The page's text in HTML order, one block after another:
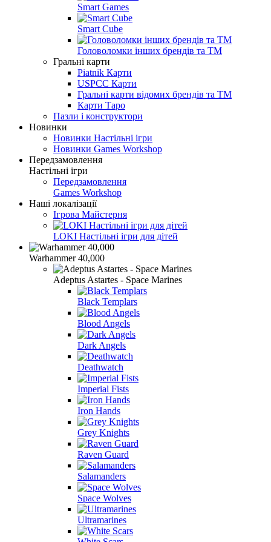
Smart Games
Smart Cube
Головоломки інших брендів та ТМ
Гральні карти
Piatnik Карти
USPCC Карти
Гральні карти відомих брендів та ТМ
Карти Таро
Пазли і конструктори
Новинки
Новинки Настільні ігри
Новинки Games Workshop
Передзамовлення
Настільні ігри
Передзамовлення
Games Workshop
Наші локалізації
Ігрова Майстерня
LOKI Настільні ігри для дітей
Warhammer 40,000
Adeptus Astartes - Space Marines
Black Templars
Blood Angels
Dark Angels
Deathwatch
Imperial Fists
Iron Hands
Grey Knights
Raven Guard
Salamanders
Space Wolves
Ultramarines